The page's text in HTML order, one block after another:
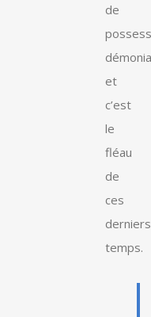
de
et
c’est
le
fléau
de
ces
derniers
temps.